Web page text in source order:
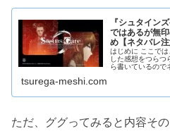
『シュタイン
ではあるが無
め【ネタバレ注
はじめに ここで
した感想をつら
ら書いているので
tsurega-meshi.com
ただ、ググってみると内容そ